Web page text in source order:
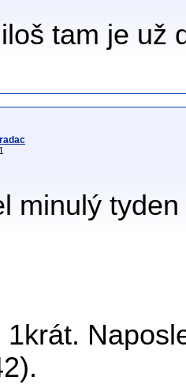
tam je už
minulý tyden
1krát.